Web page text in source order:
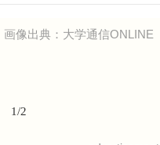
画像出典：大学通信ONLINE
1/2